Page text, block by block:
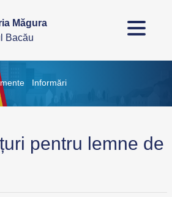
Măgura
Bacău
Informări
pentru lemne de